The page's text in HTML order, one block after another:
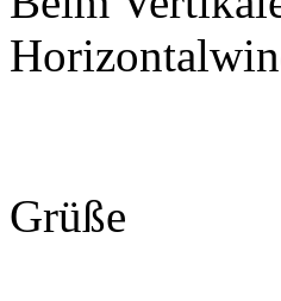
Grüße